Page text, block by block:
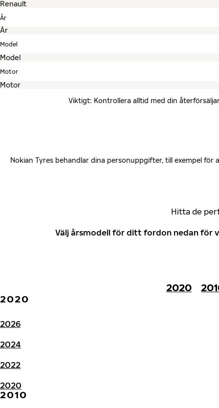
År
Model
Motor
Viktigt: Kontrollera alltid med din
Nokian Tyres behandlar dina personuppgifter, till exempel
Hitta de
Välj årsmodell för ditt fordon nedan för
2020
2020
2026
2024
2022
2020
2010